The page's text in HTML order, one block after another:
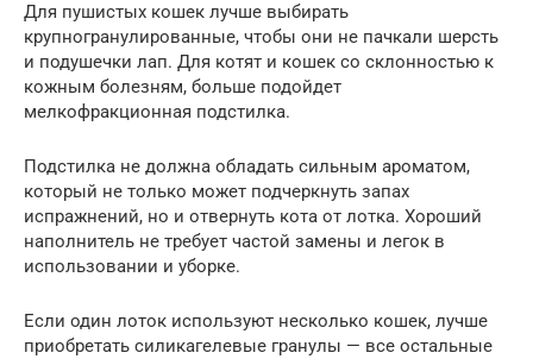
Для пушистых кошек лучше выбирать
крупногранулированные, чтобы они не пачкали шерсть
и подушечки лап. Для котят и кошек со склонностью к
кожным болезням, больше подойдет
мелкофракционная подстилка.
Подстилка не должна обладать сильным ароматом,
который не только может подчеркнуть запах
испражнений, но и отвернуть кота от лотка. Хороший
наполнитель не требует частой замены и легок в
использовании и уборке.
Если один лоток используют несколько кошек, лучше
приобретать силикагелевые гранулы — все остальные